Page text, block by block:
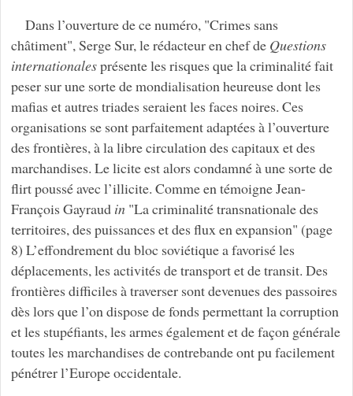
Dans l’ouverture de ce numéro, "Crimes sans
châtiment", Serge Sur, le rédacteur en chef de Questions
internationalesprésente les risques que la criminalité fait
peser sur une sorte de mondialisation heureuse dont les
mafias et autres triades seraient les faces noires. Ces
organisations se sont parfaitement adaptées à l’ouverture
des frontières, à la libre circulation des capitaux et des
marchandises. Le licite est alors condamné à une sorte de
flirt poussé avec l’illicite. Comme en témoigne Jean-
François Gayraud in"La criminalité transnationale des
territoires, des puissances et des flux en expansion" (page
8) L’effondrement du bloc soviétique a favorisé les
déplacements, les activités de transport et de transit. Des
frontières difficiles à traverser sont devenues des passoires
dès lors que l’on dispose de fonds permettant la corruption
et les stupéfiants, les armes également et de façon générale
toutes les marchandises de contrebande ont pu facilement
pénétrer l’Europe occidentale.